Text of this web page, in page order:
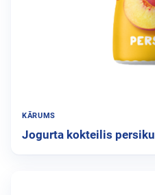
KĀRUMS
Jogurta kokteilis persiku